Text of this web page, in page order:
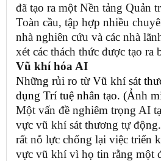
đã tạo ra một Nền tảng Quản
Toàn cầu, tập hợp nhiều
nhà nghiên cứu và các nhà
xét các thách thức được tạo ra
Vũ khí hóa AI
Những rủi ro từ Vũ khí sát
dụng Trí tuệ nhân tạo. (Ảnh
Một vấn đề nghiêm trọng AI
vực vũ khí sát thương tự
rất nỗ lực chống lại việc triển
vực vũ khí vì họ tin rằng một